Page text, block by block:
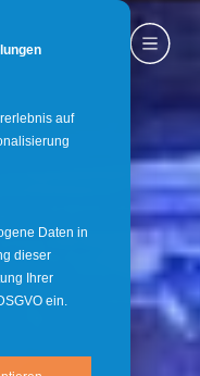
auf
Daten in
dieser
Ihrer
ein.